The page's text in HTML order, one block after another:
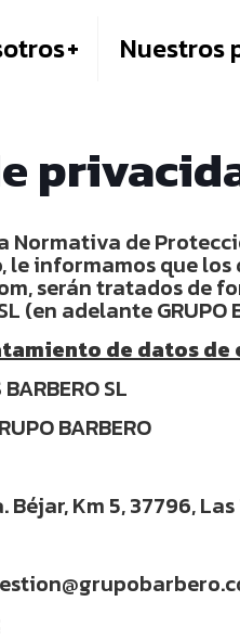
Nuestros
Normativa de
le informamos que
serán tratados de
(en adelante GRUPO
de datos de
SL
BARBERO
Km 5, 37796,